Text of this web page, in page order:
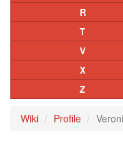
R
T
V
X
Z
Wiki Profile